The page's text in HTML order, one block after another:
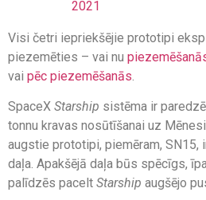
2021
Visi četri iepriekšējie prototipi
piezemēties – vai nu
vai pēc piezemēšanās
SpaceX Starship sistēma ir
tonnu kravas nosūtīšanai uz
augstie prototipi, piemēram, SN15,
daļa. Apakšējā daļa būs spēcīgs,
palīdzēs pacelt Starship augšējo